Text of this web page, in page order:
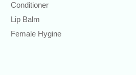
Conditioner
Lip Balm
Female Hygine